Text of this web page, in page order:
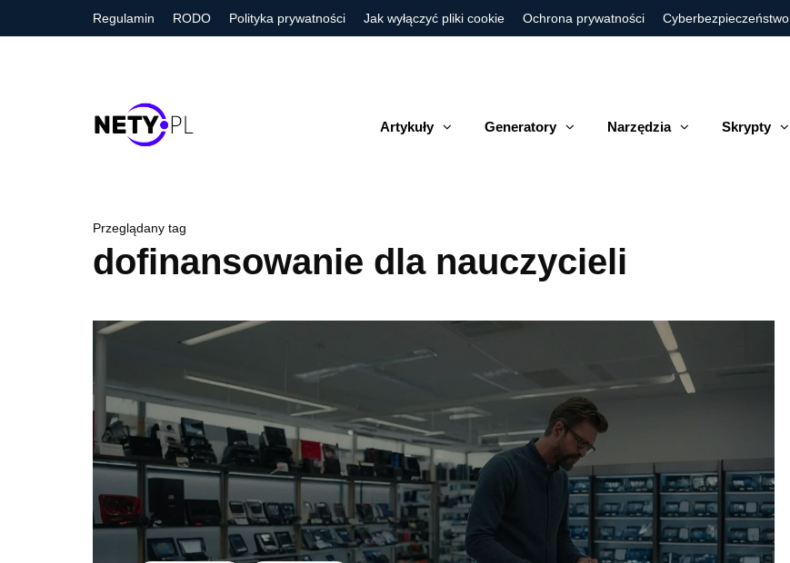
Regulamin RODO Polityka prywatności Jak wyłączyć pliki cookie Ochrona prywatności Cyberbezpieczeństwo
Artykuły Generatory Narzędzia Skrypty
Przeglądany tag
dofinansowanie dla nauczycieli